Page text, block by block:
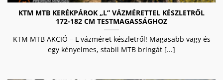
KTM MTB KERÉKPÁROK „L” VÁZMÉRETTEL KÉSZLETRŐL
172-182 CM TESTMAGASSÁGHOZ
KTM MTB AKCIÓ – L vázméret készletről! Magasabb vagy és
egy kényelmes, stabil MTB bringát [...]